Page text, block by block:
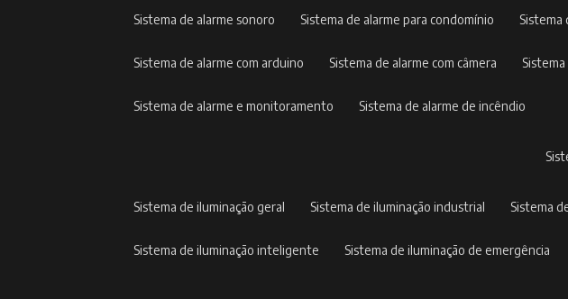
sistema de alarme sonoro sistema de alarme para condomínio
sistema de alarme com arduino sistema de alarme com câmera
sistema de alarme e monitoramento sistema de alarme de incêndio
sistema de iluminação geral sistema de iluminação industrial sistema
sistema de iluminação inteligente sistema de iluminação de emergência